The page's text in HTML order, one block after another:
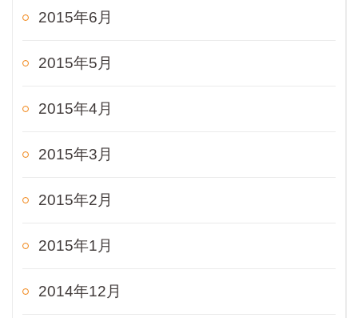
2015年6月
2015年5月
2015年4月
2015年3月
2015年2月
2015年1月
2014年12月